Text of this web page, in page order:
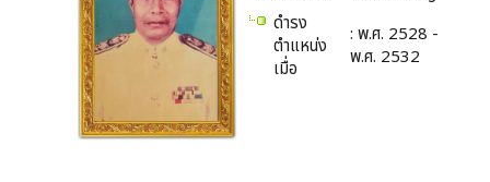
ดำรง
ตำแหน่ง
เมื่อ
: พ.ศ. 2528 -
พ.ศ. 2532